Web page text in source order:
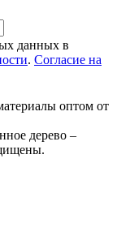
данных в
. Согласие на
оптом от
дерево –